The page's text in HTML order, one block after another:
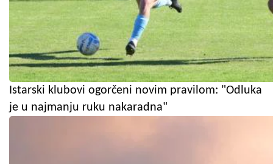
Istarski klubovi ogorčeni novim pravilom: "Odluka
je u najmanju ruku nakaradna"